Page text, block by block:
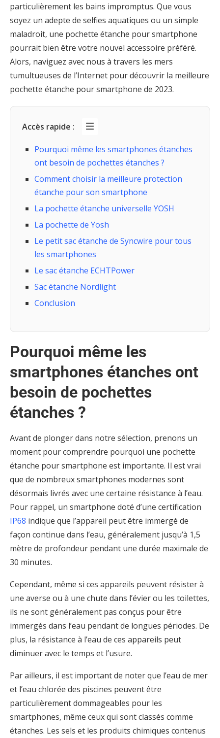
particulièrement les bains impromptus. Que vous
soyez un adepte de selfies aquatiques ou un simple
maladroit, une pochette étanche pour smartphone
pourrait bien être votre nouvel accessoire préféré.
Alors, naviguez avec nous à travers les mers
tumultueuses de l’Internet pour découvrir la meilleure
pochette étanche pour smartphone de 2023.
Accès rapide :
Pourquoi même les smartphones étanches
ont besoin de pochettes étanches ?
Comment choisir la meilleure protection
étanche pour son smartphone
La pochette étanche universelle YOSH
La pochette de Yosh
Le petit sac étanche de Syncwire pour tous
les smartphones
Le sac étanche ECHTPower
Sac étanche Nordlight
Conclusion
Pourquoi même les
smartphones étanches ont
besoin de pochettes
étanches ?
Avant de plonger dans notre sélection, prenons un
moment pour comprendre pourquoi une pochette
étanche pour smartphone est importante. Il est vrai
que de nombreux smartphones modernes sont
désormais livrés avec une certaine résistance à l’eau.
Pour rappel, un smartphone doté d’une certification
IP68 indique que l’appareil peut être immergé de
façon continue dans l’eau, généralement jusqu’à 1,5
mètre de profondeur pendant une durée maximale de
30 minutes.
Cependant, même si ces appareils peuvent résister à
une averse ou à une chute dans l’évier ou les toilettes,
ils ne sont généralement pas conçus pour être
immergés dans l’eau pendant de longues périodes. De
plus, la résistance à l’eau de ces appareils peut
diminuer avec le temps et l’usure.
Par ailleurs, il est important de noter que l’eau de mer
et l’eau chlorée des piscines peuvent être
particulièrement dommageables pour les
smartphones, même ceux qui sont classés comme
étanches. Les sels et les produits chimiques contenus